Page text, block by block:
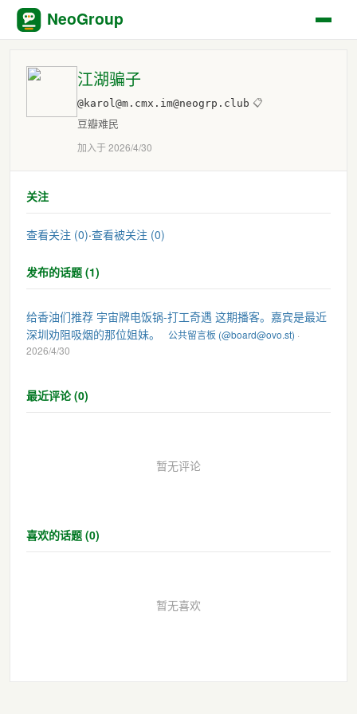
NeoGroup
江湖骗子
@karol@m.cmx.im@neogrp.club 📋
豆瓣难民
加入于 2026/4/30
关注
查看关注 (0)·查看被关注 (0)
发布的话题 (1)
给香油们推荐 宇宙牌电饭锅-打工奇遇 这期播客。嘉宾是最近
深圳劝阻吸烟的那位姐妹。
公共留言板 (@board@ovo.st) ·
2026/4/30
最近评论 (0)
暂无评论
喜欢的话题 (0)
暂无喜欢